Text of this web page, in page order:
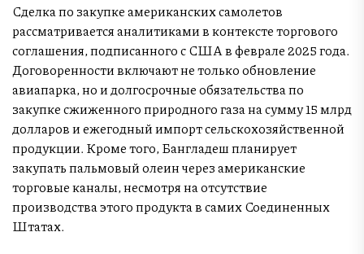
Сделка по закупке американских самолетов
рассматривается аналитиками в контексте торгового
соглашения, подписанного с США в феврале 2025 года.
Договоренности включают не только обновление
авиапарка, но и долгосрочные обязательства по
закупке сжиженного природного газа на сумму 15 млрд
долларов и ежегодный импорт сельскохозяйственной
продукции. Кроме того, Бангладеш планирует
закупать пальмовый олеин через американские
торговые каналы, несмотря на отсутствие
производства этого продукта в самих Соединенных
Штатах.